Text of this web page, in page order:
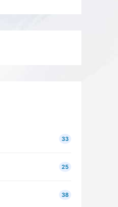
33
25
38